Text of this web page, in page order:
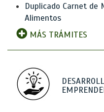
Duplicado Carnet de
Alimentos
MÁS TRÁMITES